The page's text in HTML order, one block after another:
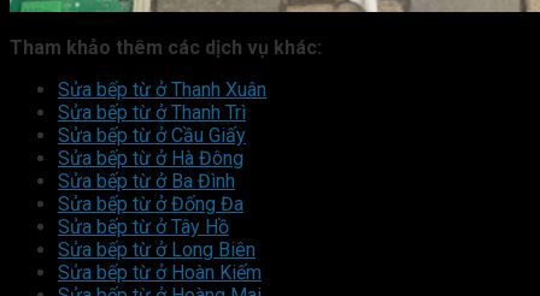
Tham khảo thêm các dịch vụ khác:
Sửa bếp từ ở Thanh Xuân
Sửa bếp từ ở Thanh Trì
Sửa bếp từ ở Cầu Giấy
Sửa bếp từ ở Hà Đông
Sửa bếp từ ở Ba Đình
Sửa bếp từ ở Đống Đa
Sửa bếp từ ở Tây Hồ
Sửa bếp từ ở Long Biên
Sửa bếp từ ở Hoàn Kiếm